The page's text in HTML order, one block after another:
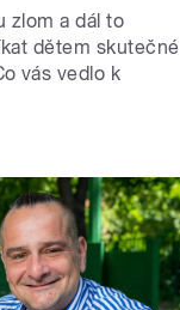
zlom a dál to
dětem skutečné
vás vedlo k